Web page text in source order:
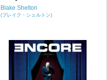
Blake Shelton
(ブレイク・シェルトン)